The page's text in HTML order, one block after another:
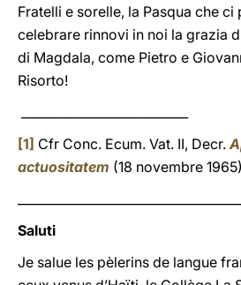
Fratelli e sorelle, la Pasqua che ci
celebrare rinnovi in noi la grazia
di Magdala, come Pietro e
Risorto!
[1] Cfr Conc. Ecum. Vat. II, Decr.
actuositatem (18 novembre
Saluti
Je salue les pèlerins de langue